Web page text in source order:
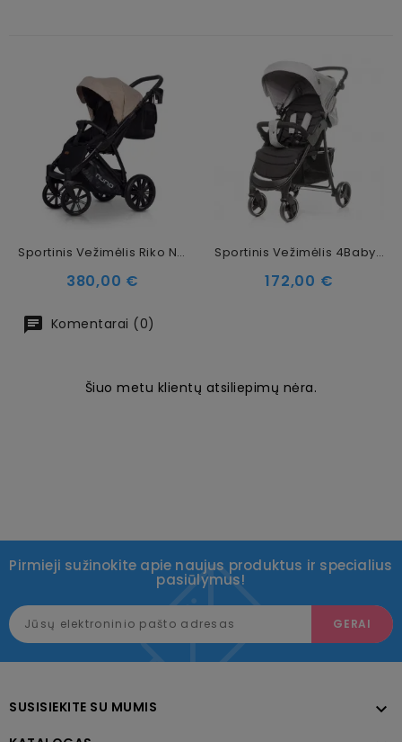
Sportinis Vežimėlis Riko Nuno Mocca
Kaina
380,00 €
Sportinis Vežimėlis 4Baby Rapid XXIII Melange Light Grey
Kaina
172,00 €
Komentarai (0)
Šiuo metu klientų atsiliepimų nėra.
Pirmieji sužinokite apie naujus produktus ir specialius
pasiūlymus!
SUSISIEKITE SU MUMIS 